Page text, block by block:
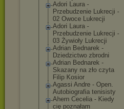
Adori Laura -
Przebudzenie Lukrecji -
02 Owoce Lukrecji
Adori Laura -
Przebudzenie Lukrecji -
03 Żywioły Lukrecji
Adrian Bednarek -
Dziedzictwo zbrodni
Adrian Bednarek -
Skazany na zło czyta
Filip Kosior
Agassi Andre - Open.
Autobiografia tenisisty
Ahern Cecelia - Kiedy
cię poznałam